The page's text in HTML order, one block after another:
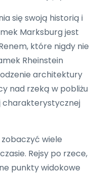
się swoją historią i
Marksburg jest
które nigdy nie
Rheinstein
architektury
nad rzeką w pobliżu
charakterystycznej
wiele
Rejsy po rzece,
punkty widokowe